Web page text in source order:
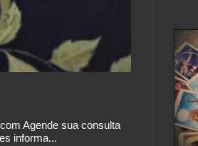
Agende sua consulta
informa...